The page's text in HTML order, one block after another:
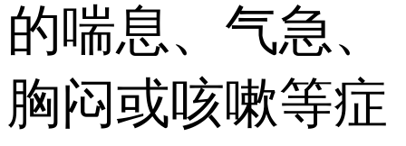
的喘息、气急、
胸闷或咳嗽等症